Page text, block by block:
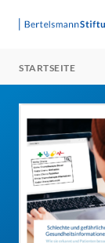
STARTSEITE